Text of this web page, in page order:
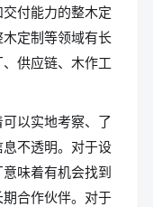
付能力的整木定
定制等领域有长
供应链、木作工
以实地考察、了
不透明。对于设
味着有机会找到
合作伙伴。对于